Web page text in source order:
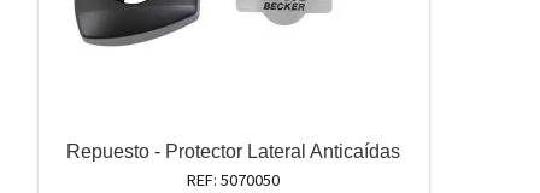
Repuesto - Protector Lateral Anticaídas
REF: 5070050